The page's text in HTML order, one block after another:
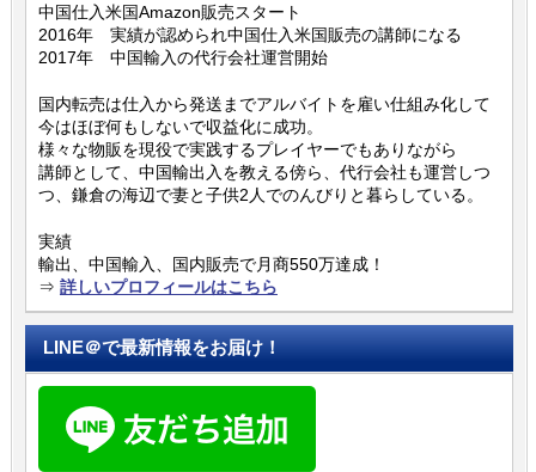
中国仕入米国Amazon販売スタート
2016年 実績が認められ中国仕入米国販売の講師になる
2017年 中国輸入の代行会社運営開始
国内転売は仕入から発送までアルバイトを雇い仕組み化して
今はほぼ何もしないで収益化に成功。
様々な物販を現役で実践するプレイヤーでもありながら
講師として、中国輸出入を教える傍ら、代行会社も運営しつ
つ、鎌倉の海辺で妻と子供2人でのんびりと暮らしている。
実績
輸出、中国輸入、国内販売で月商550万達成！
⇒ 詳しいプロフィールはこちら
LINE＠で最新情報をお届け！